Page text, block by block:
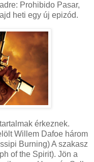
Prohibido Pasar,
heti egy új epizód.
érkeznek.
Willem Dafoe három
Burning) A szakasz
of the Spirit). Jön a